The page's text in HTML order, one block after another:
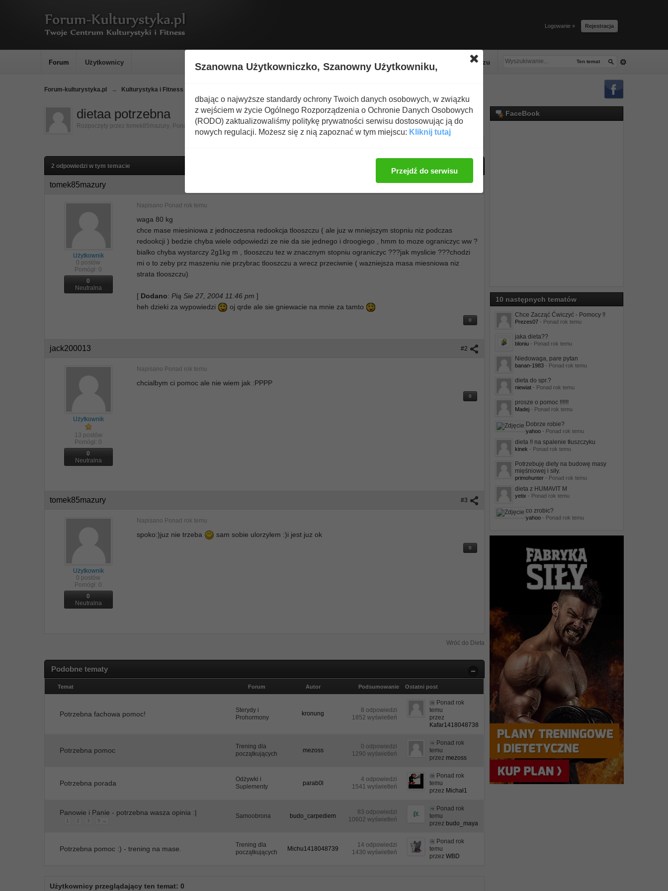
Logowanie » Rejestracja
Ten temat
Spalacze tłuszczu
Wyświetl nową zawartość
Forum Użytkownicy
Forum-kulturystyka.pl → Kulturystyka i Fitness
dietaa potrzebna
Rozpoczęty przez tomek85mazury, Ponad rok temu
2 odpowiedzi w tym temacie
#1
tomek85mazury
Użytkownik
0 postów
Pomógł: 0
0
Neutralna
Napisano Ponad rok temu
waga 80 kg
chce mase miesiniowa z jednoczesna redookcja tlooszczu ( ale juz w mniejszym stopniu niz podczas
redookcji ) bedzie chyba wiele odpowiedzi ze nie da sie jednego i droogiego , hmm to moze ograniczyc ww ?
bialko chyba wystarczy 2g1kg m , tlooszczu tez w znacznym stopniu ograniczyc ???jak myslicie ???chodzi
mi o to zeby prz maszeniu nie przybrac tlooszczu a wrecz przeciwnie ( wazniejsza masa miesniowa niz
strata tlooszczu)
[ Dodano:Pią Sie 27, 2004 11:46 pm ]
heh dzieki za wypowiedzi
oj qrde ale sie gniewacie na mnie za tamto
0
#2
jack200013
Użytkownik
13 postów
Pomógł: 0
0
Neutralna
Napisano Ponad rok temu
chcialbym ci pomoc ale nie wiem jak :PPPP
0
#3
tomek85mazury
Użytkownik
0 postów
Pomógł: 0
0
Neutralna
Napisano Ponad rok temu
spoko:)juz nie trzeba sam sobie ulorzylem :)i jest juz ok
0
Wróć do Dieta
Podobne tematy
Temat Forum Autor Podsumowanie Ostatni post
Potrzebna fachowa pomoc!
Sterydy i
Prohormony
kronung
8 odpowiedzi
1852 wyświetleń
Ponad rok
temu
przez
Kafar1418048738
Potrzebna pomoc
Trening dla
początkujących
mezoss
0 odpowiedzi
1290 wyświetleń
Ponad rok
temu
przez mezoss
Potrzebna porada
Odżywki i
Suplementy
parab0l
4 odpowiedzi
1541 wyświetleń
Ponad rok
temu
przez Michał1
Panowie i Panie - potrzebna wasza opinia :|
1 2 3 5 →
Samoobrona budo_carpediem
83 odpowiedzi
10602 wyświetleń
Ponad rok
temu
przez budo_maya
Potrzebna pomoc :) - trening na mase.
Trening dla
początkujących
Michu1418048739
14 odpowiedzi
1430 wyświetleń
Ponad rok
temu
przezWBD
Użytkownicy przeglądający ten temat: 0
FaceBook
10 następnych tematów
Chce Zacząć Ćwiczyć - Pomocy !!
Prezes07- Ponad rok temu
jaka dieta??
bloniu- Ponad rok temu
Niedowaga, pare pytan
banan-1983- Ponad rok temu
dieta do spr.?
niewiat- Ponad rok temu
prosze o pomoc !!!!!!
Madej- Ponad rok temu
Dobrze robie?
yahoo- Ponad rok temu
dieta !! na spalenie tłuszczyku
kinek - Ponad rok temu
Potrzebuję diety na budowę masy
mięśniowej i siły.
primohunter- Ponad rok temu
dieta z HUMAVIT M
yetix - Ponad rok temu
co zrobic?
yahoo- Ponad rok temu
Szanowna Użytkowniczko, Szanowny Użytkowniku,
dbając o najwyższe standardy ochrony Twoich danych osobowych, w związku
z wejściem w życie Ogólnego Rozporządzenia o Ochronie Danych Osobowych
(RODO) zaktualizowaliśmy politykę prywatności serwisu dostosowując ją do
nowych regulacji. Możesz się z nią zapoznać w tym miejscu: Kliknij tutaj
Przejdź do serwisu